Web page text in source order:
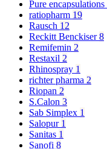
Pure encapsulations
ratiopharm 19
Rausch 12
Reckitt Benckiser8
Remifemin 2
Restaxil 2
Rhinospray 1
richter pharma 2
Riopan 2
S.Calon 3
Sab Simplex 1
Salopur 1
Sanitas 1
Sanofi 8